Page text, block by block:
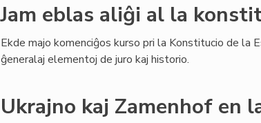
Jam eblas aliĝi al la
Ekde majo komenciĝos kurso pri la Konstitucio de la
ĝeneralaj elementoj de juro kaj historio.
Ukrajno kaj Zamenhof en